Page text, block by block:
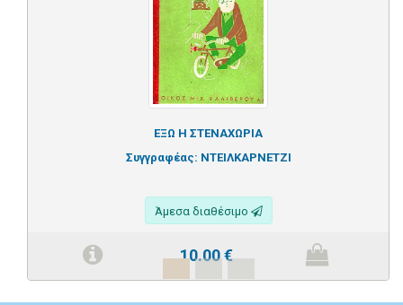
ΕΞΩ Η ΣΤΕΝΑΧΩΡΙΑ
Συγγραφέας: ΝΤΕΙΛΚΑΡΝΕΤΖΙ
Άμεσα διαθέσιμο
10.00€